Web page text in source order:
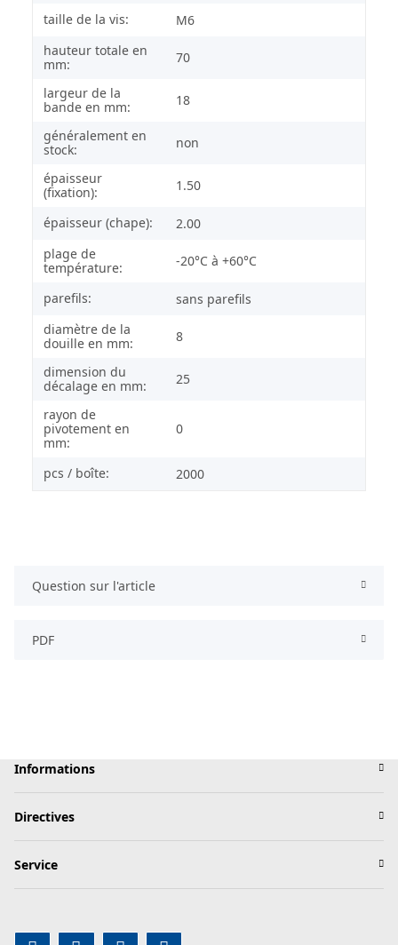
taille de la vis:
M6
hauteur totale en
mm:
70
largeur de la
bande en mm:
18
généralement en
stock:
non
épaisseur
(fixation):
1.50
épaisseur (chape):
2.00
plage de
température:
-20°C à +60°C
parefils:
sans parefils
diamètre de la
douille en mm:
8
dimension du
décalage en mm:
25
rayon de
pivotement en
mm:
0
pcs / boîte: 2000
Question sur l'article
PDF
Informations
Directives
Service